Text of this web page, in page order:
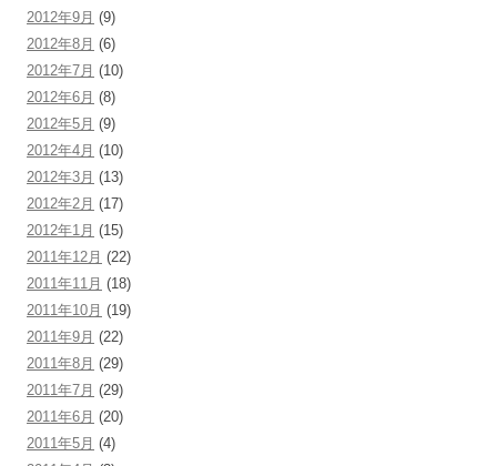
2012年9月 (9)
2012年8月 (6)
2012年7月 (10)
2012年6月 (8)
2012年5月 (9)
2012年4月 (10)
2012年3月 (13)
2012年2月 (17)
2012年1月 (15)
2011年12月 (22)
2011年11月 (18)
2011年10月 (19)
2011年9月 (22)
2011年8月 (29)
2011年7月 (29)
2011年6月 (20)
2011年5月 (4)